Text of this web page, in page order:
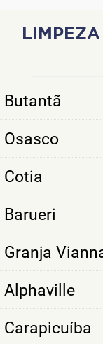
Butantã
Osasco
Cotia
Barueri
Granja
Alphaville
Carapicuíba